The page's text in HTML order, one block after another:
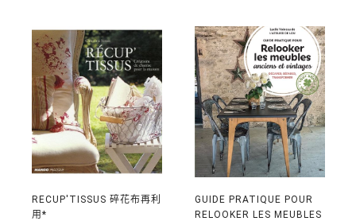
RECUP'TISSUS 碎花布再利
用*
GUIDE PRATIQUE POUR
RELOOKER LES MEUBLES